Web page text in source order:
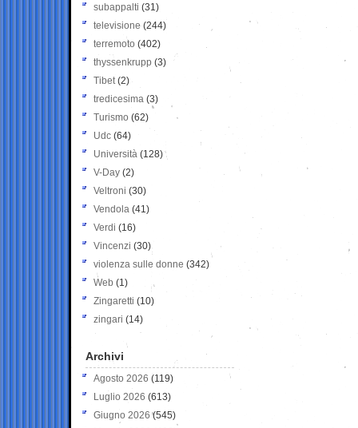
subappalti (31)
televisione(244)
terremoto (402)
thyssenkrupp (3)
Tibet(2)
tredicesima (3)
Turismo (62)
Udc (64)
Università (128)
V-Day (2)
Veltroni (30)
Vendola (41)
Verdi (16)
Vincenzi (30)
violenza sulle donne (342)
Web (1)
Zingaretti (10)
zingari (14)
Archivi
Agosto 2026 (119)
Luglio 2026 (613)
Giugno 2026 (545)